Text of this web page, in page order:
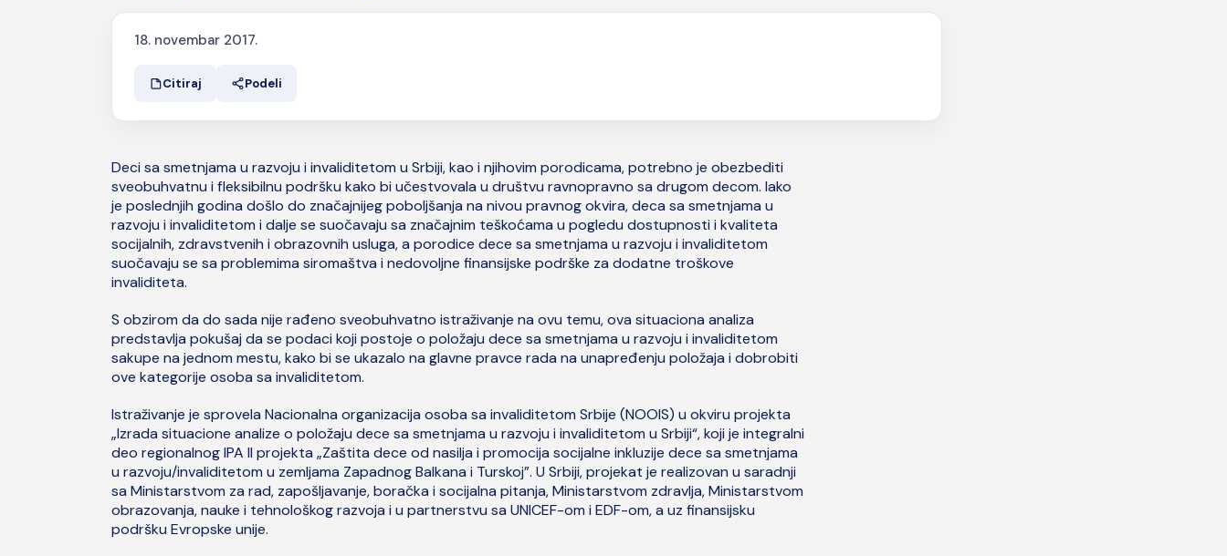
18. novembar 2017.
Citiraj Podeli
Deci sa smetnjama u razvoju i invaliditetom u Srbiji, kao i njihovim porodicama, potrebno je obezbediti
sveobuhvatnu i fleksibilnu podršku kako bi učestvovala u društvu ravnopravno sa drugom decom. Iako
je poslednjih godina došlo do značajnijeg poboljšanja na nivou pravnog okvira, deca sa smetnjama u
razvoju i invaliditetom i dalje se suočavaju sa značajnim teškoćama u pogledu dostupnosti i kvaliteta
socijalnih, zdravstvenih i obrazovnih usluga, a porodice dece sa smetnjama u razvoju i invaliditetom
suočavaju se sa problemima siromaštva i nedovoljne finansijske podrške za dodatne troškove
invaliditeta.
S obzirom da do sada nije rađeno sveobuhvatno istraživanje na ovu temu, ova situaciona analiza
predstavlja pokušaj da se podaci koji postoje o položaju dece sa smetnjama u razvoju i invaliditetom
sakupe na jednom mestu, kako bi se ukazalo na glavne pravce rada na unapređenju položaja i dobrobiti
ove kategorije osoba sa invaliditetom.
Istraživanje je sprovela Nacionalna organizacija osoba sa invaliditetom Srbije (NOOIS) u okviru projekta
„Izrada situacione analize o položaju dece sa smetnjama u razvoju i invaliditetom u Srbiji“, koji je integralni
deo regionalnog IPA II projekta „Zaštita dece od nasilja i promocija socijalne inkluzije dece sa smetnjama
u razvoju/invaliditetom u zemljama Zapadnog Balkana i Turskoj”. U Srbiji, projekat je realizovan u saradnji
sa Ministarstvom za rad, zapošljavanje, boračka i socijalna pitanja, Ministarstvom zdravlja, Ministarstvom
obrazovanja, nauke i tehnološkog razvoja i u partnerstvu sa UNICEF-om i EDF-om, a uz finansijsku
podršku Evropske unije.